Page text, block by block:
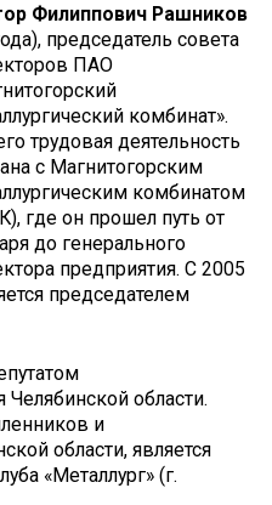
Филиппович Рашников
председатель совета
ПАО
комбинат».
трудовая деятельность
с Магнитогорским
комбинатом
где он прошел путь от
до генерального
предприятия. С 2005
председателем
Челябинской области.
и
области, является
«Металлург» (г.